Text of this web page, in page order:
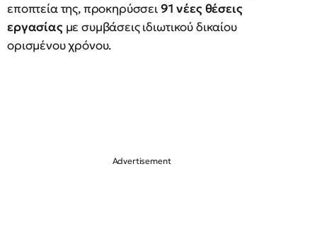
εποπτεία της, προκηρύσσει91 νέες θέσεις
εργασίαςμε συμβάσεις ιδιωτικού δικαίου
ορισμένου χρόνου.